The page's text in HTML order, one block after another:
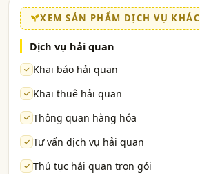
XEM SẢN PHẨM DỊCH VỤ KHÁC
Dịch vụ hải quan
Khai báo hải quan
Khai thuê hải quan
Thông quan hàng hóa
Tư vấn dịch vụ hải quan
Thủ tục hải quan trọn gói